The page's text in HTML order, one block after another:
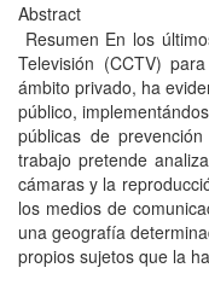
Abstract
Resumen En los
Televisión (CCTV)
ámbito privado, ha
público,
públicas de
trabajo pretende
cámaras y la
los medios de
una geografía
propios sujetos que la